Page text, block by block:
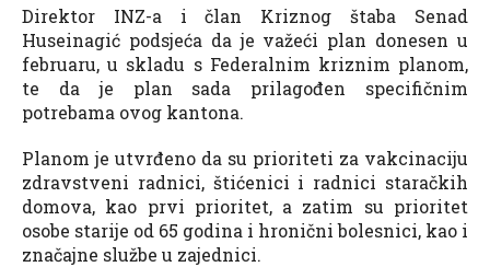
Direktor INZ-a i član Kriznog štaba Senad
Huseinagić podsjeća da je važeći plan donesen u
februaru, u skladu s Federalnim kriznim planom,
te da je plan sada prilagođen specifičnim
potrebama ovog kantona.
Planom je utvrđeno da su prioriteti za vakcinaciju
zdravstveni radnici, štićenici i radnici staračkih
domova, kao prvi prioritet, a zatim su prioritet
osobe starije od 65 godina i hronični bolesnici, kao i
značajne službe u zajednici.